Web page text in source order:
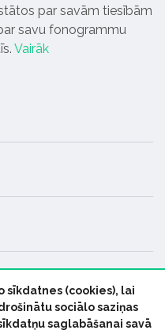
par savām tiesībām
savu fonogrammu
Vairāk
sīkdatnes (cookies), lai
sociālo saziņas
saglabāšanai savā